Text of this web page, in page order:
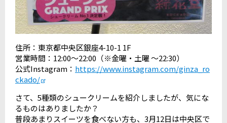
住所：東京都中央区銀座4-10-1 1F
営業時間：12:00〜22:00（※金曜・土曜 ～22:30）
公式Instagram： https://www.instagram.com/ginza_ro
ckado/
さて、5種類のシュークリームを紹介しましたが、気にな
るものはありましたか？
普段あまりスイーツを食べない方も、3月12日は中央区で